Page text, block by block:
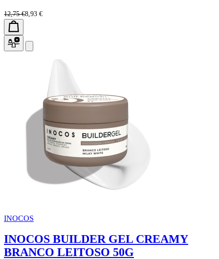
12,75 €8,93 €
INOCOS
INOCOS BUILDER GEL CREAMY
BRANCO LEITOSO 50G